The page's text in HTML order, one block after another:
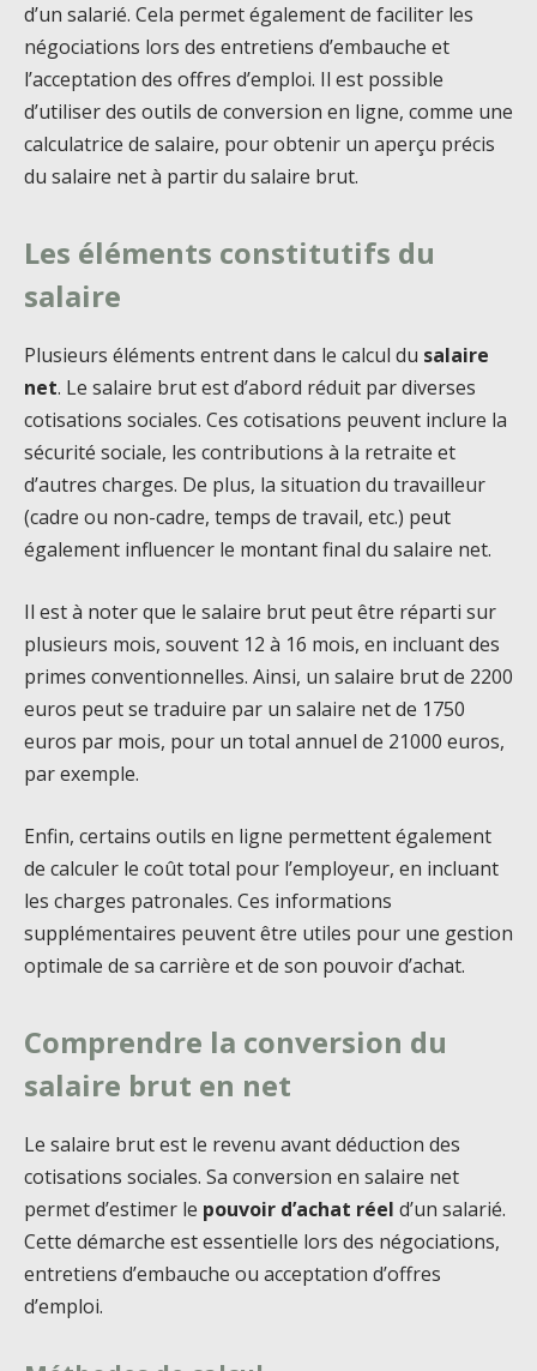
d’un salarié. Cela permet également de faciliter les
négociations lors des entretiens d’embauche et
l’acceptation des offres d’emploi. Il est possible
d’utiliser des outils de conversion en ligne, comme une
calculatrice de salaire, pour obtenir un aperçu précis
du salaire net à partir du salaire brut.
Les éléments constitutifs du
salaire
Plusieurs éléments entrent dans le calcul du salaire
net. Le salaire brut est d’abord réduit par diverses
cotisations sociales. Ces cotisations peuvent inclure la
sécurité sociale, les contributions à la retraite et
d’autres charges. De plus, la situation du travailleur
(cadre ou non-cadre, temps de travail, etc.) peut
également influencer le montant final du salaire net.
Il est à noter que le salaire brut peut être réparti sur
plusieurs mois, souvent 12 à 16 mois, en incluant des
primes conventionnelles. Ainsi, un salaire brut de 2200
euros peut se traduire par un salaire net de 1750
euros par mois, pour un total annuel de 21000 euros,
par exemple.
Enfin, certains outils en ligne permettent également
de calculer le coût total pour l’employeur, en incluant
les charges patronales. Ces informations
supplémentaires peuvent être utiles pour une gestion
optimale de sa carrière et de son pouvoir d’achat.
Comprendre la conversion du
salaire brut en net
Le salaire brut est le revenu avant déduction des
cotisations sociales. Sa conversion en salaire net
permet d’estimer le pouvoir d’achat réel d’un salarié.
Cette démarche est essentielle lors des négociations,
entretiens d’embauche ou acceptation d’offres
d’emploi.